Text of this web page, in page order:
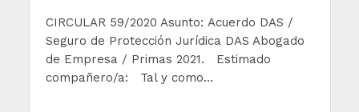
CIRCULAR 59/2020 Asunto: Acuerdo DAS /
Seguro de Protección Jurídica DAS Abogado
de Empresa / Primas 2021. Estimado
compañero/a: Tal y como...